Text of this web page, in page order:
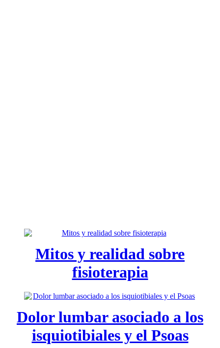
Mitos y realidad sobre
fisioterapia
Dolor lumbar asociado a los
isquiotibiales y el Psoas